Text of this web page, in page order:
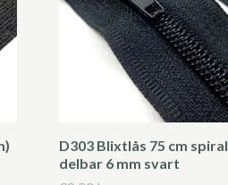
D303 Blixtlås 75 cm spiral
delbar 6 mm svart